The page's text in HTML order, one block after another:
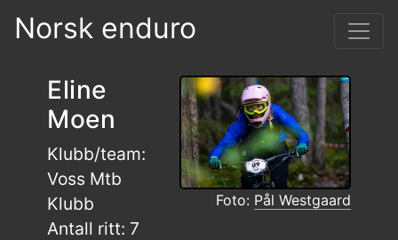
Norsk enduro
Eline
Moen
Klubb/team:
Voss Mtb
Klubb
Antall ritt: 7
Foto: Pål Westgaard